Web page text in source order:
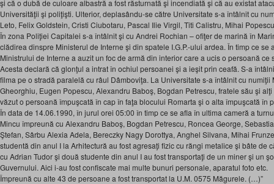
şi că o dubă de culoare albastră a fost răsturnată şi incendiată şi că au existat
Universităţii şi poliţişti. Ulterior, deplasându-se către Universitate s-a întâlnit cu
Leto, Felix Goldstein, Cristi Ciubotaru, Pascal Ilie Virgil, Titi Calistru, Mihai
În zona Poliţiei Capitalei s-a întâlnit şi cu Andrei Rochian – ofiţer de marină în
clădirea dinspre Ministerul de Interne şi din spatele I.G.P.-ului ardea. În timp ce se
Ministrului de Interne a auzit un foc de armă din interior care a ucis o persoană ce
Acesta declară că glonţul a intrat în ochiul persoanei şi a ieşit prin ceafă. S-a
filma pe o stradă paralelă cu râul Dâmboviţa. La Universitate s-a întâlnit cu
Gheorghiu, Eugen Popescu, Alexandru Baboş, Bogdan Petrescu, fratele său şi
văzut o persoană împuşcată în cap în faţa blocului Romarta şi o alta împuşcată în
În data de 14.06.1990, în jurul orei 05:00 în timp ce se afla în ultima cameră a
Mincu împreună cu Alexandru Baboş, Bogdan Petrescu, Roncea George,
Ştefan, Sârbu Alexia Adela, Bereczky Nagy Dorottya, Anghel Silvana, Mihai
studentă din anul I la Arhitectură au fost agresaţi fizic cu răngi metalice şi bâte de
cu Adrian Tudor şi două studente din anul I au fost transportaţi de un miner şi un
Guvernului. Aici i-au fost confiscate mai multe bunuri personale, aparatul foto etc.
Împreună cu alte 43 de persoane a fost transportat la U.M. 0575 Măgurele. (…)”